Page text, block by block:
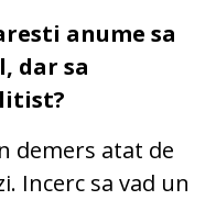
anume sa
dar sa
demers atat de
Incerc sa vad un